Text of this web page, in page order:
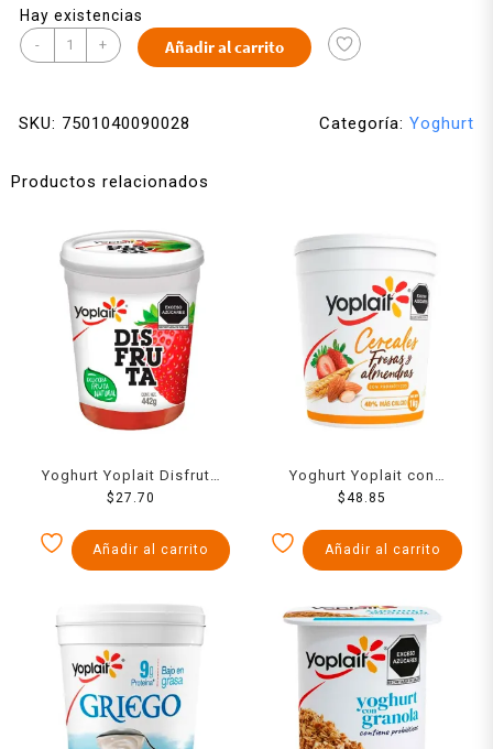
Hay existencias
- + Añadir al carrito
SKU: 7501040090028 Categoría: Yoghurt
Productos relacionados
Yoghurt Yoplait Disfruta
con trozos de fresa 442 g
$ 27.70
Añadir al carrito
Yoghurt Yoplait con
cereales, fresas y
$48.85
Añadir al carrito